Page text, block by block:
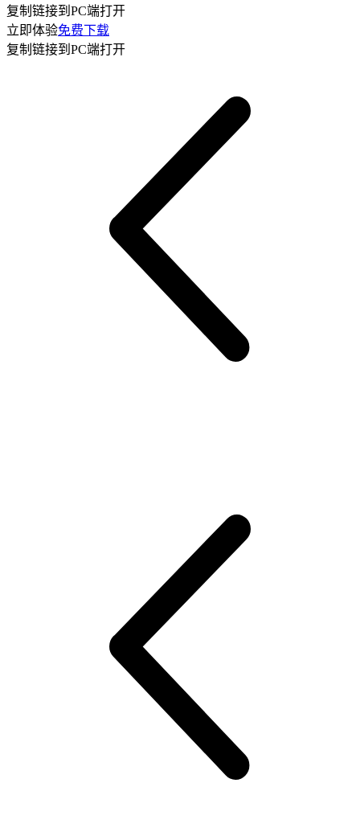
复制链接到PC端打开
立即体验免费下载
复制链接到PC端打开